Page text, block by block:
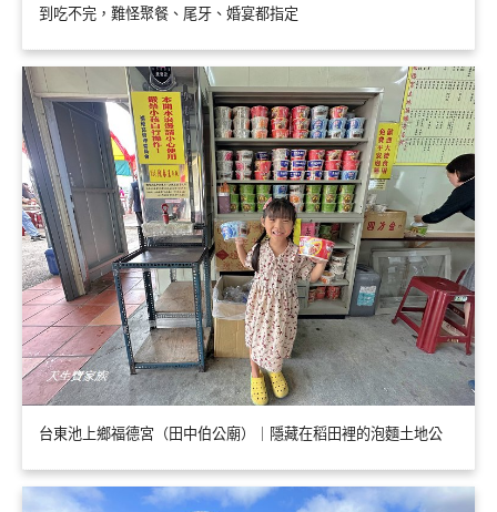
到吃不完，難怪聚餐、尾牙、婚宴都指定
台東池上鄉福德宮（田中伯公廟）｜隱藏在稻田裡的泡麵土地公